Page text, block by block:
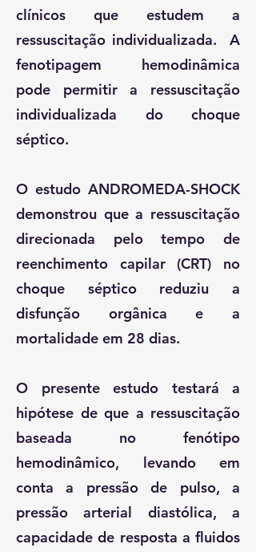
clínicos que estudem a
ressuscitação individualizada. A
fenotipagem hemodinâmica
pode permitir a ressuscitação
individualizada do choque
séptico.
O estudo ANDROMEDA-SHOCK
demonstrou que a ressuscitação
direcionada pelo tempo de
reenchimento capilar (CRT) no
choque séptico reduziu a
disfunção orgânica e a
mortalidade em 28 dias.
O presente estudo testará a
hipótese de que a ressuscitação
baseada no fenótipo
hemodinâmico, levando em
conta a pressão de pulso, a
pressão arterial diastólica, a
capacidade de resposta a fluidos